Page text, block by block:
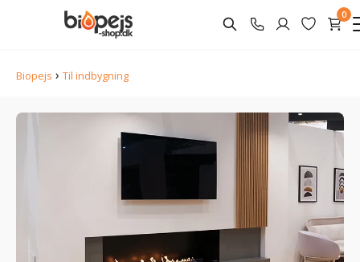
0
Biopejs › Til indbygning